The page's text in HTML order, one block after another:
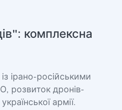
комплексна
ірано-російськими
розвиток дронів-
армії.